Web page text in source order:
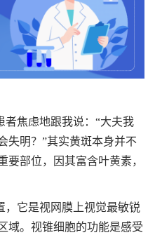
者焦虑地跟我说：“大夫我
失明？”其实黄斑本身并不
要部位，因其富含叶黄素，
，它是视网膜上视觉最敏锐
域。视锥细胞的功能是感受